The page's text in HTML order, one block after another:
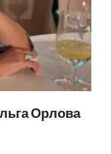
Орлова